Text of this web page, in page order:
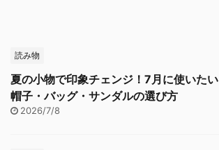
読み物
夏の小物で印象チェンジ！7月に使いたい
帽子・バッグ・サンダルの選び方
2026/7/8